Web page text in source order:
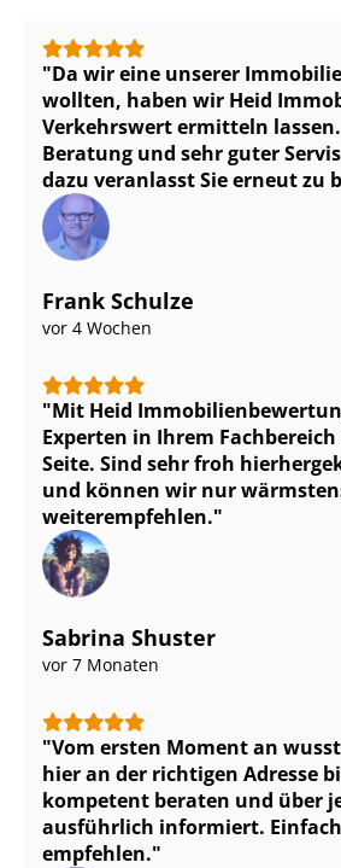
Da wir eine unserer
wollten, haben wir Heid
Verkehrswert ermitteln
Beratung und sehr guter
dazu veranlasst Sie erneut zu
Frank Schulze
vor 4 Wochen
Mit Heid
Experten in Ihrem
Seite. Sind sehr froh
und können wir nur
weiterempfehlen.
Sabrina Shuster
vor 7 Monaten
Vom ersten Moment an
hier an der richtigen Adresse
kompetent beraten und über
ausführlich informiert.
empfehlen.